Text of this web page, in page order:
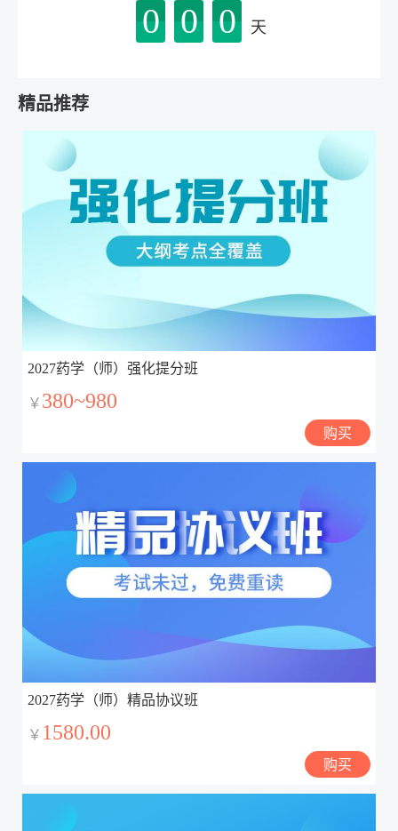
0 0 0 天
精品推荐
2027药学（师）强化提分班
￥ 380~980
购买
2027药学（师）精品协议班
￥ 1580.00
购买